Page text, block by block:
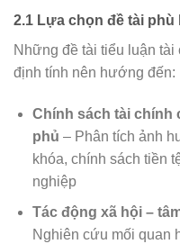
2.1 Lựa chọn đề tài phù
Những đề tài tiểu luận
định tính nên hướng đến:
Chính sách tài chính
phủ – Phân tích ảnh
khóa, chính sách tiền
nghiệp
Tác động xã hội –
Nghiên cứu mối quan